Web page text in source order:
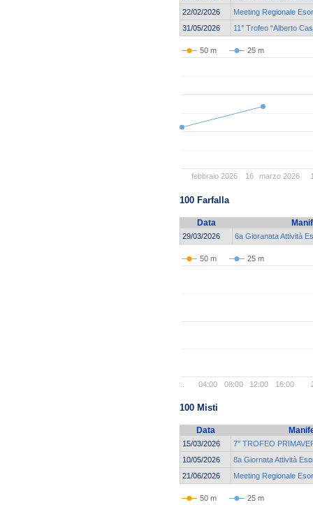
22/02/2026
Meeting Regionale
31/05/2026
11° Trofeo “Alberto
50 m 25 m
febbraio 2026 marzo 2026
16
100 Farfalla
Data
29/03/2026 6a Gioranata Attività
50 m 25 m
04:00 08:00 12:00 16:00
100 Misti
Data
15/03/2026
7° TROFEO
10/05/2026
8a Giornata Attività
21/06/2026
Meeting Regionale
50 m 25 m